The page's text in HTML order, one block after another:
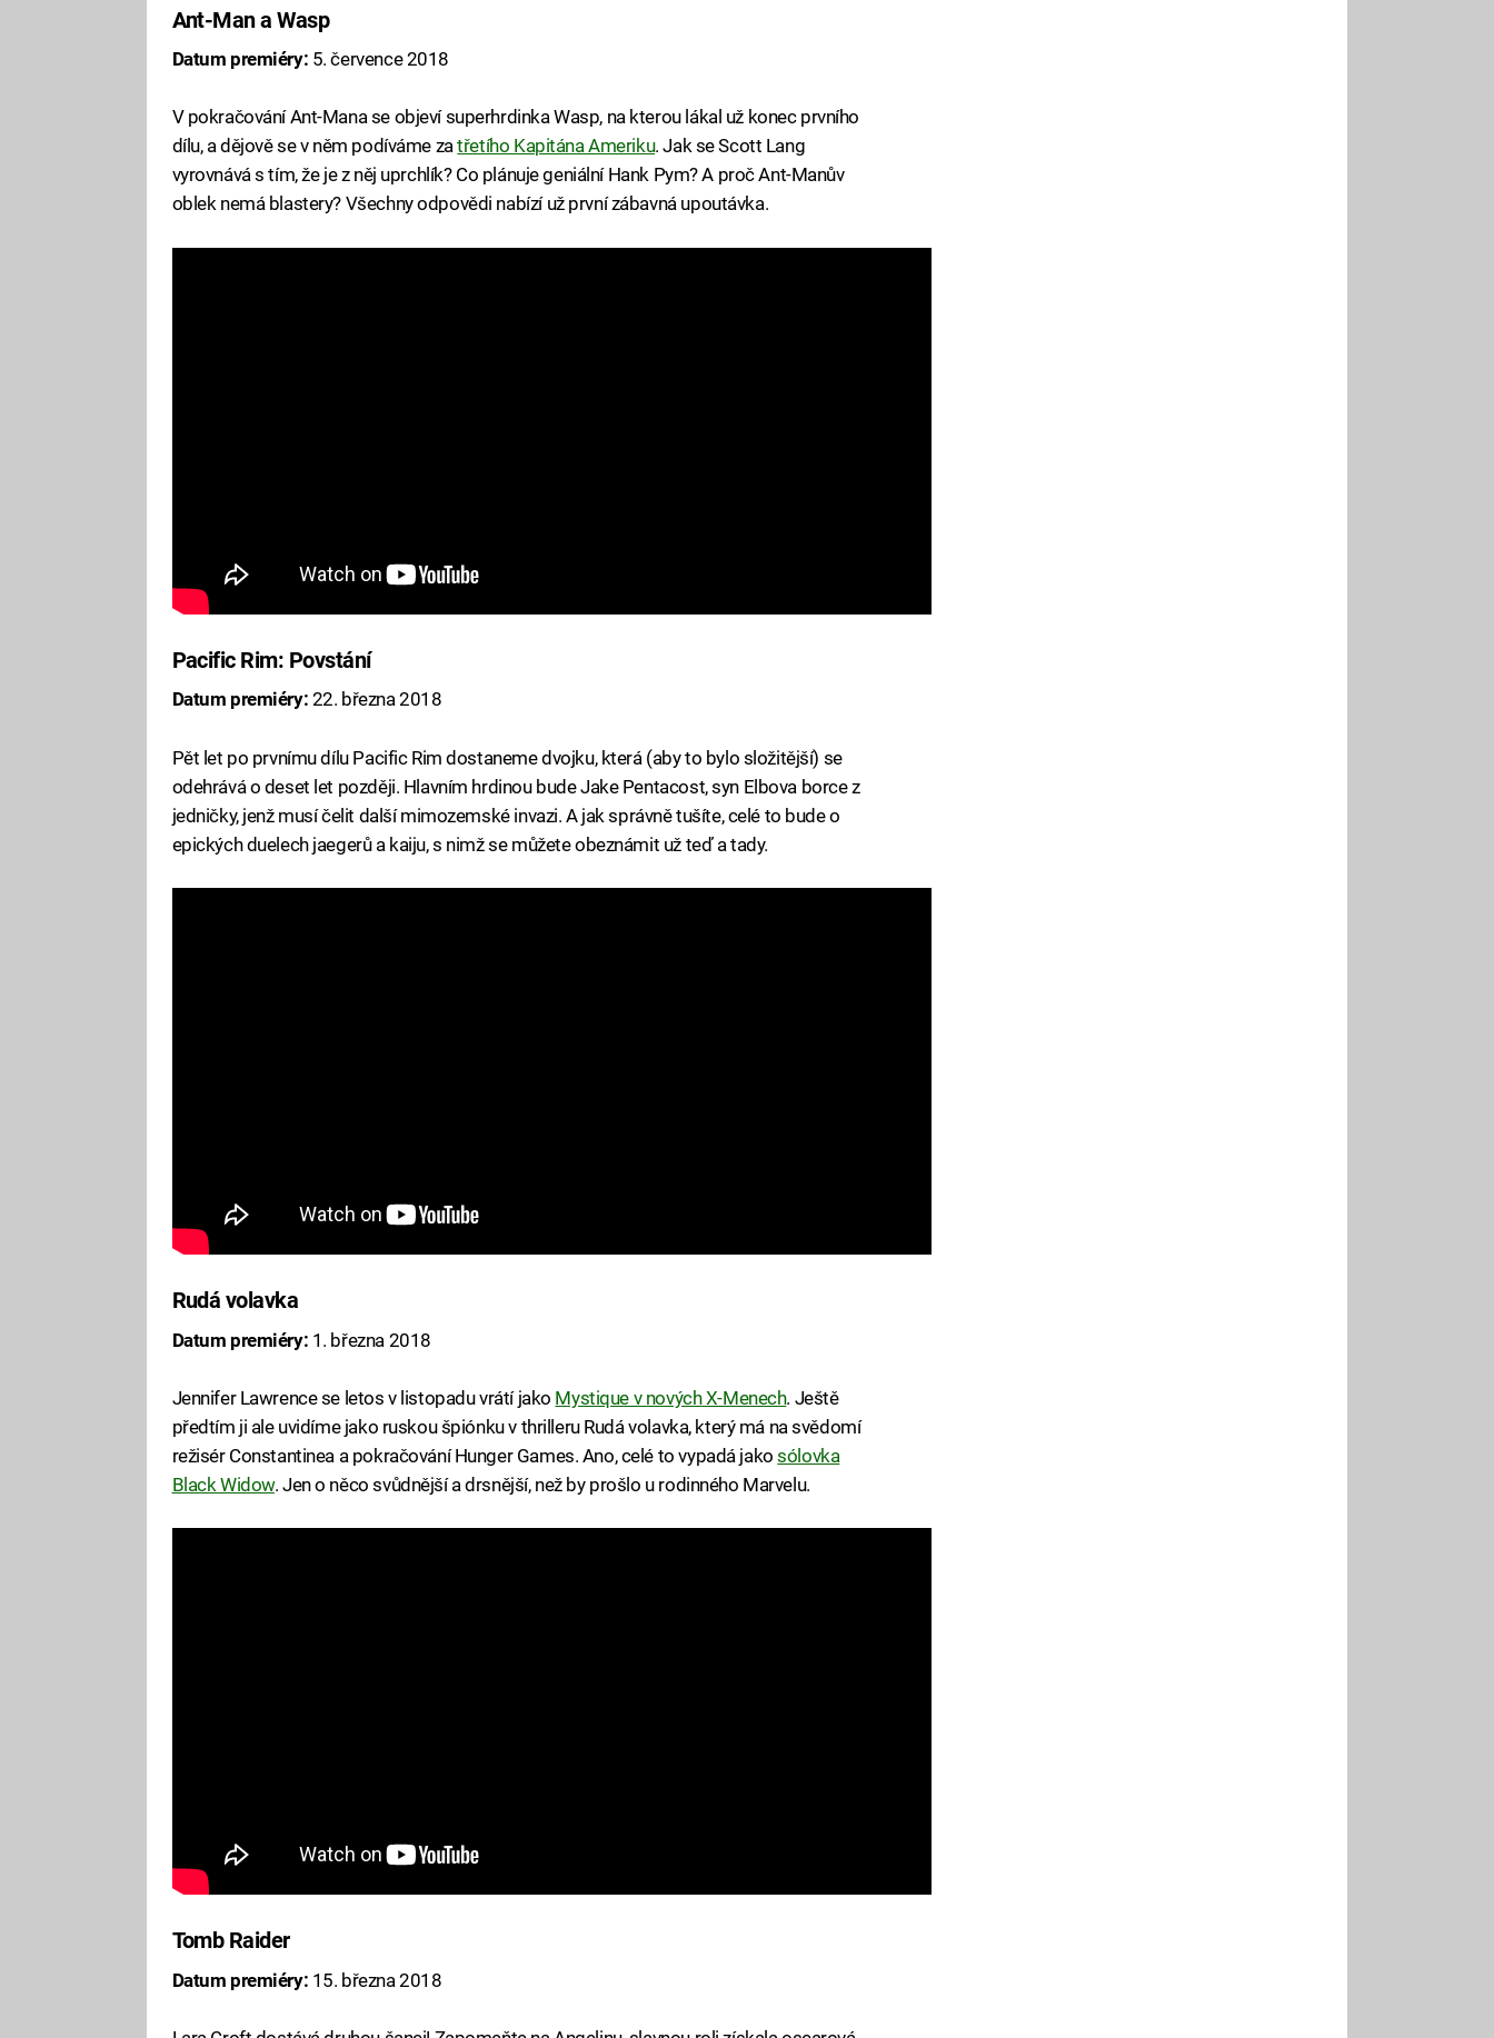
Ant-Man a Wasp
Datum premiéry: 5. července 2018
V pokračování Ant-Mana se objeví superhrdinka Wasp, na kterou lákal už konec prvního
dílu, a dějově se v něm podíváme zatřetího Kapitána Ameriku. Jak se Scott Lang
vyrovnává s tím, že je z něj uprchlík? Co plánuje geniální Hank Pym? A proč Ant-Manův
oblek nemá blastery? Všechny odpovědi nabízí už první zábavná upoutávka.
Pacific Rim: Povstání
Datum premiéry: 22. března 2018
Pět let po prvnímu dílu Pacific Rim dostaneme dvojku, která (aby to bylo složitější) se
odehrává o deset let později. Hlavním hrdinou bude Jake Pentacost, syn Elbova borce z
jedničky, jenž musí čelit další mimozemské invazi. A jak správně tušíte, celé to bude o
epických duelech jaegerů a kaiju, s nimž se můžete obeznámit už teď a tady.
Rudá volavka
Datum premiéry: 1. března 2018
Jennifer Lawrence se letos v listopadu vrátí jako Mystique v nových X-Menech. Ještě
předtím ji ale uvidíme jako ruskou špiónku v thrilleru Rudá volavka, který má na svědomí
režisér Constantinea a pokračování Hunger Games. Ano, celé to vypadá jakosólovka
Black Widow. Jen o něco svůdnější a drsnější, než by prošlo u rodinného Marvelu.
Tomb Raider
Datum premiéry: 15. března 2018